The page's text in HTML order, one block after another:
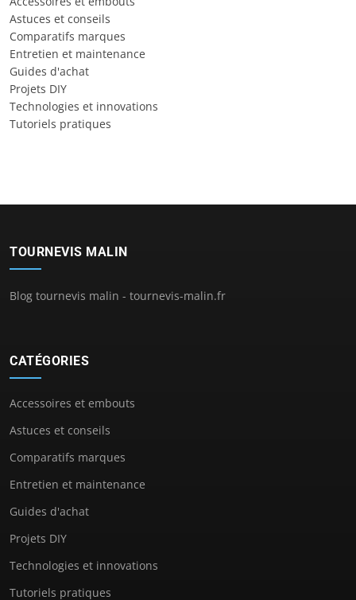
Astuces et conseils
Comparatifs marques
Entretien et maintenance
Guides d'achat
Projets DIY
Technologies et innovations
Tutoriels pratiques
TOURNEVIS MALIN
Blog tournevis malin - tournevis-malin.fr
CATÉGORIES
Accessoires et embouts
Astuces et conseils
Comparatifs marques
Entretien et maintenance
Guides d'achat
Projets DIY
Technologies et innovations
Tutoriels pratiques